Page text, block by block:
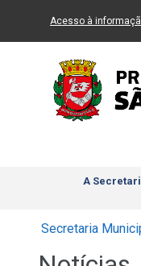
Ir ao Conteúdo
Acesso à
A
Secretaria